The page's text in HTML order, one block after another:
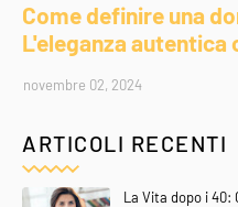
Come definire una
L'eleganza autentica
novembre 02, 2024
ARTICOLI RECENTI
La Vita dopo i